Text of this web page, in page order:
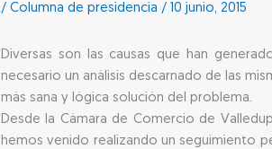
/Columna de presidencia /10 junio, 2015
Diversas son las causas que han
necesario un análisis descarnado de las
más sana y lógica solución del problema.
Desde la Cámara de Comercio de
hemos venido realizando un seguimiento